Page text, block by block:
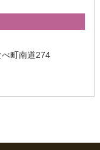
町南道274